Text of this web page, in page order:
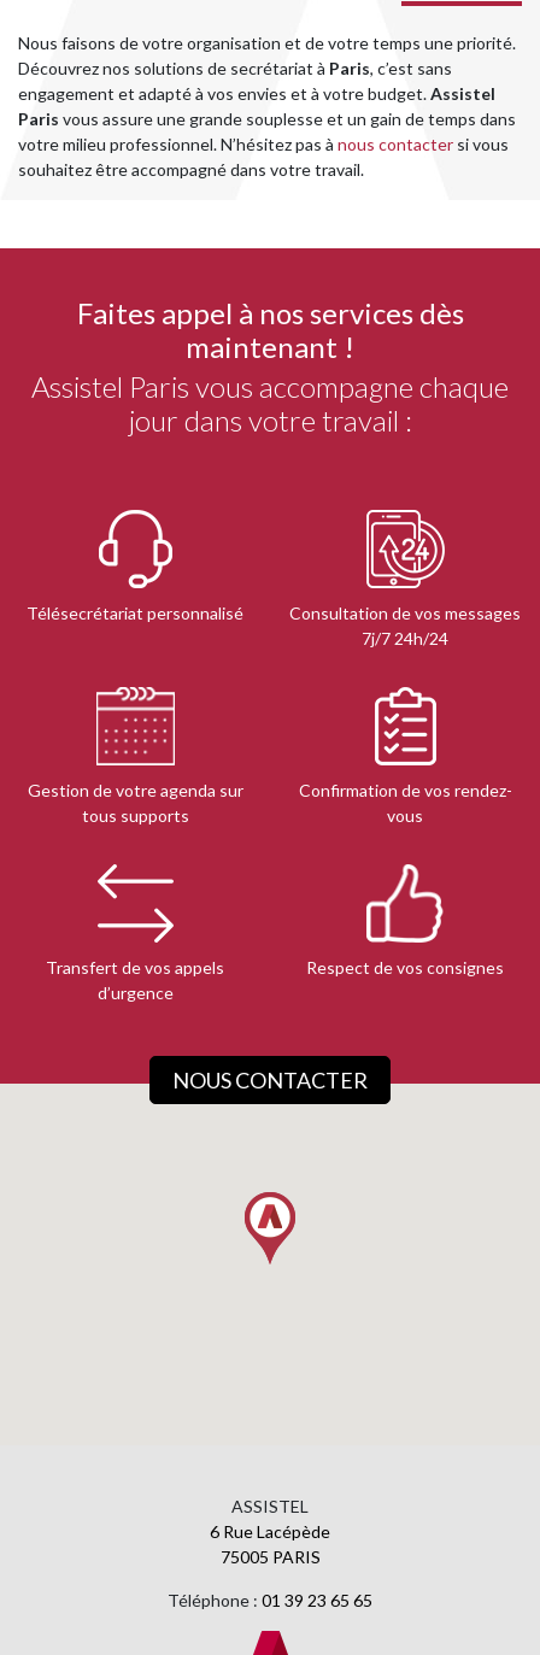
Nous faisons de votre organisation et de votre temps une priorité.
Découvrez nos solutions de secrétariat à Paris, c’est sans
engagement et adapté à vos envies et à votre budget.Assistel
Paris vous assure une grande souplesse et un gain de temps dans
votre milieu professionnel. N’hésitez pas à nous contacter si vous
souhaitez être accompagné dans votre travail.
Faites appel à nos services dès
maintenant !
Assistel Paris vous accompagne chaque
jour dans votre travail :
Télésecrétariat personnalisé
Consultation de vos messages
7j/7 24h/24
Gestion de votre agenda sur
tous supports
Confirmation de vos rendez-
vous
Transfert de vos appels
d’urgence
Respect de vos consignes
NOUS CONTACTER
ASSISTEL
6 Rue Lacépède
75005 PARIS
Téléphone : 01 39 23 65 65